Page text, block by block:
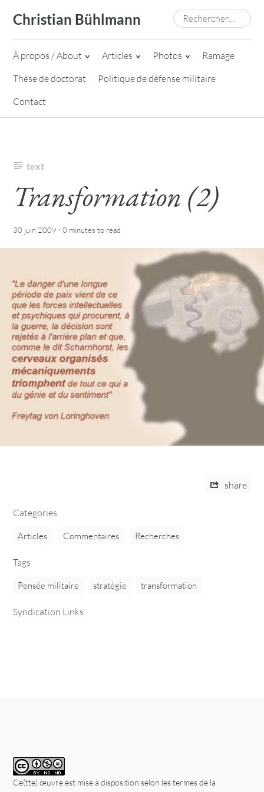
content
Christian Bühlmann Rechercher :
À propos / About Articles Photos
Ramage
Thèse de doctorat
Politique de défense militaire
Contact
text
Transformation (2)
30 juin 2009 ·0 minutes to read
share
Categories
Articles Commentaires Recherches
Tags
Pensée militaire stratégie transformation
Syndication Links
Ce(tte) œuvre est mise à disposition selon les termes de la